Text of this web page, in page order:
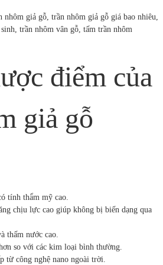
điểm của
giả gỗ
tính thẩm mỹ cao.
chịu lực cao giúp không bị biến dạng qua
thấm nước cao.
so với các kim loại bình thường.
từ công nghệ nano ngoài trời.